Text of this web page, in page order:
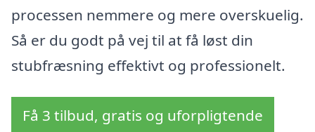
processen nemmere og mere overskuelig.
Så er du godt på vej til at få løst din
stubfræsning effektivt og professionelt.
Få 3 tilbud, gratis og uforpligtende